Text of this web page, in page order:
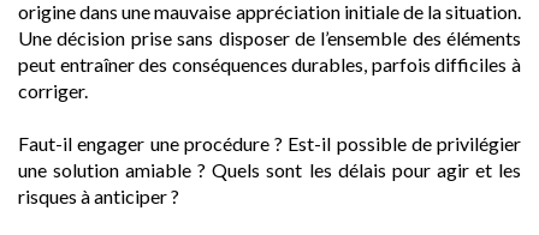
origine dans une mauvaise appréciation initiale de la situation.
Une décision prise sans disposer de l’ensemble des éléments
peut entraîner des conséquences durables, parfois difficiles à
corriger.
Faut-il engager une procédure ? Est-il possible de privilégier
une solution amiable ? Quels sont les délais pour agir et les
risques à anticiper ?